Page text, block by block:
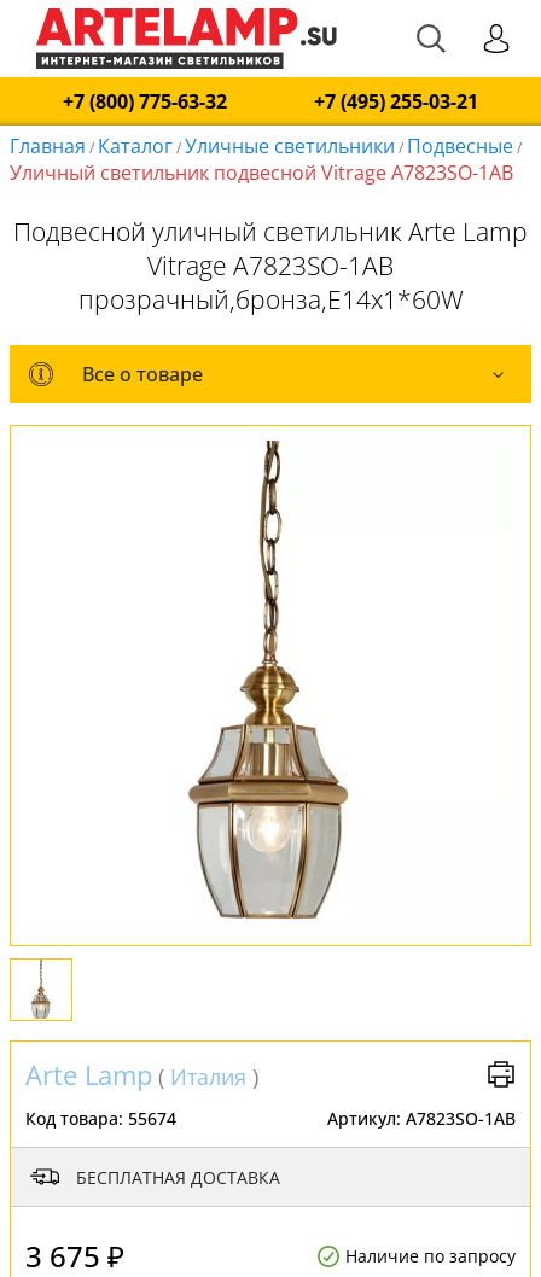
+7 (800) 775-63-32
+7 (495) 255-03-21
Главная / Каталог/Уличные светильники / Подвесные/
Уличный светильник подвесной Vitrage A7823SO-1AB
Подвесной уличный светильник Arte Lamp
Vitrage A7823SO-1AB
прозрачный,бронза,E14x1*60W
Все о товаре
Все о товаре
Комплект лампочек
Arte Lamp ( Италия )
Код товара: 55674 Артикул: A7823SO-1AB
БЕСПЛАТНАЯ ДОСТАВКА
3 675 ₽ Наличие по запросу